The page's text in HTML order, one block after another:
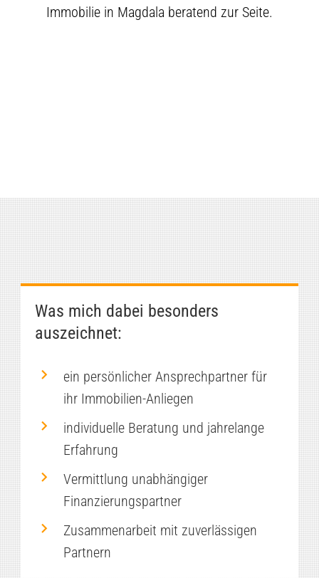
Immobilie in Magdala beratend zur Seite.
Was mich dabei besonders
auszeichnet:
ein persönlicher Ansprechpartner für
ihr Immobilien-Anliegen
individuelle Beratung und jahrelange
Erfahrung
Vermittlung unabhängiger
Finanzierungspartner
Zusammenarbeit mit zuverlässigen
Partnern